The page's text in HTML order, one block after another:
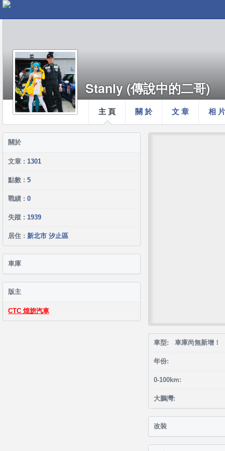
主 頁 關 於 文 章 相 片
Stanly (傳說中的二哥)
關於
文章 : 1301
點數 : 5
戰績 : 0
失蹤 : 1939
居住 : 新北市 汐止區
車庫
版主
CTC 煌旂汽車
車型: 車庫尚無新增！
年份:
0-100km:
大鵬灣:
改裝